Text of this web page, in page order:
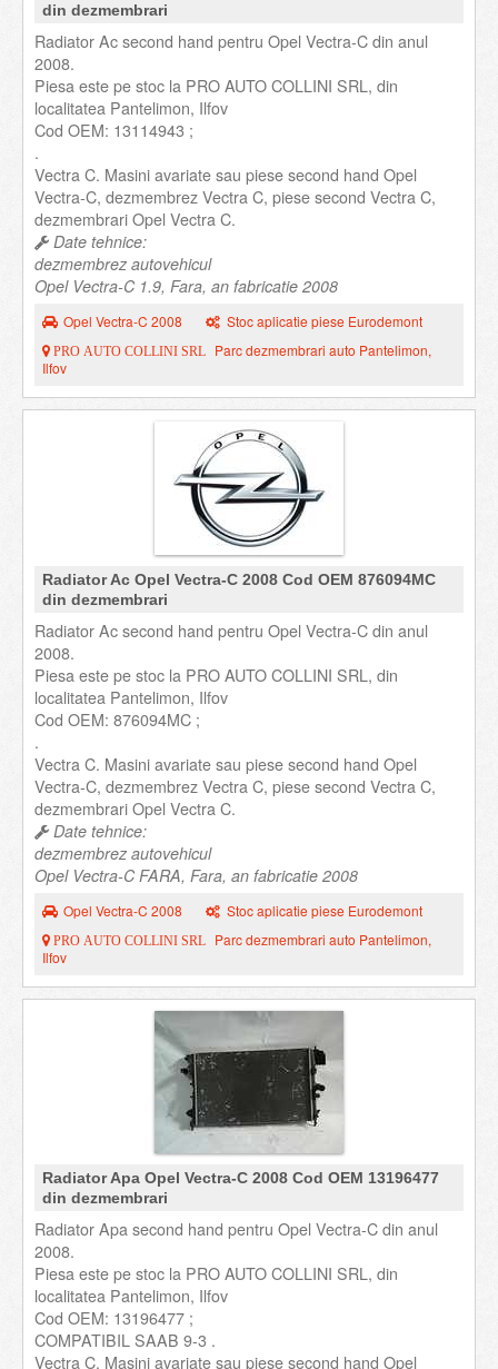
din dezmembrari
Radiator Ac second hand pentru Opel Vectra-C din anul
2008.
Piesa este pe stoc la PRO AUTO COLLINI SRL, din
localitatea Pantelimon, Ilfov
Cod OEM: 13114943 ;
.
Vectra C. Masini avariate sau piese second hand Opel
Vectra-C, dezmembrez Vectra C, piese second Vectra C,
dezmembrari Opel Vectra C.
Date tehnice:
dezmembrez autovehicul
Opel Vectra-C 1.9, Fara, an fabricatie 2008
Opel Vectra-C 2008 Stoc aplicatie piese Eurodemont
PRO AUTO COLLINI SRL
Parc dezmembrari auto Pantelimon,
Ilfov
Radiator Ac Opel Vectra-C 2008 Cod OEM 876094MC
din dezmembrari
Radiator Ac second hand pentru Opel Vectra-C din anul
2008.
Piesa este pe stoc la PRO AUTO COLLINI SRL, din
localitatea Pantelimon, Ilfov
Cod OEM: 876094MC ;
.
Vectra C. Masini avariate sau piese second hand Opel
Vectra-C, dezmembrez Vectra C, piese second Vectra C,
dezmembrari Opel Vectra C.
Date tehnice:
dezmembrez autovehicul
Opel Vectra-C FARA, Fara, an fabricatie 2008
Opel Vectra-C 2008 Stoc aplicatie piese Eurodemont
PRO AUTO COLLINI SRL
Parc dezmembrari auto Pantelimon,
Ilfov
Radiator Apa Opel Vectra-C 2008 Cod OEM 13196477
din dezmembrari
Radiator Apa second hand pentru Opel Vectra-C din anul
2008.
Piesa este pe stoc la PRO AUTO COLLINI SRL, din
localitatea Pantelimon, Ilfov
Cod OEM: 13196477 ;
COMPATIBIL SAAB 9-3 .
Vectra C. Masini avariate sau piese second hand Opel